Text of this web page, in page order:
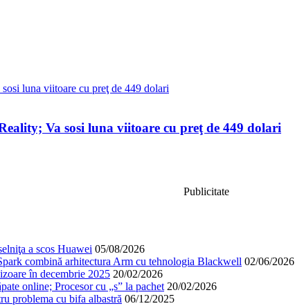
Va sosi luna viitoare cu preţ de 449 dolari
Publicitate
a scos Huawei 05/08/2026
combină arhitectura Arm cu tehnologia Blackwell 02/06/2026
în decembrie 2025 20/02/2026
online; Procesor cu „s” la pachet 20/02/2026
problema cu bifa albastră 06/12/2025